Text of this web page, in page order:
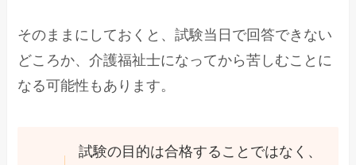
そのままにしておくと、試験当日で回答できない
どころか、介護福祉士になってから苦しむことに
なる可能性もあります。
試験の目的は合格することではなく、